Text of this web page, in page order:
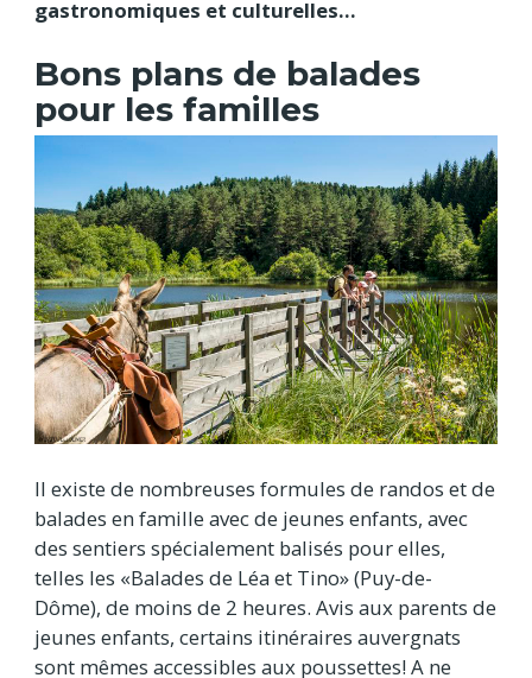
gastronomiques et culturelles…
Bons plans de balades
pour les familles
Il existe de nombreuses formules de randos et de
balades en famille avec de jeunes enfants, avec
des sentiers spécialement balisés pour elles,
telles les «Balades de Léa et Tino» (Puy-de-
Dôme), de moins de 2 heures. Avis aux parents de
jeunes enfants, certains itinéraires auvergnats
sont mêmes accessibles aux poussettes! A ne